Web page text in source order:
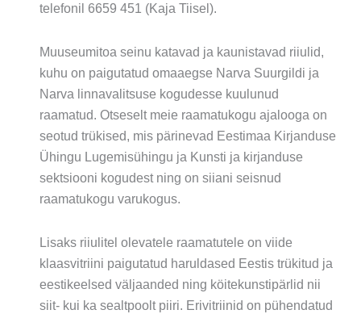
telefonil 6659 451 (Kaja Tiisel).
Muuseumitoa seinu katavad ja kaunistavad riiulid,
kuhu on paigutatud omaaegse Narva Suurgildi ja
Narva linnavalitsuse kogudesse kuulunud
raamatud. Otseselt meie raamatukogu ajalooga on
seotud trükised, mis pärinevad Eestimaa Kirjanduse
Ühingu Lugemisühingu ja Kunsti ja kirjanduse
sektsiooni kogudest ning on siiani seisnud
raamatukogu varukogus.
Lisaks riiulitel olevatele raamatutele on viide
klaasvitriini paigutatud haruldased Eestis trükitud ja
eestikeelsed väljaanded ning köitekunstipärlid nii
siit- kui ka sealtpoolt piiri. Erivitriinid on pühendatud